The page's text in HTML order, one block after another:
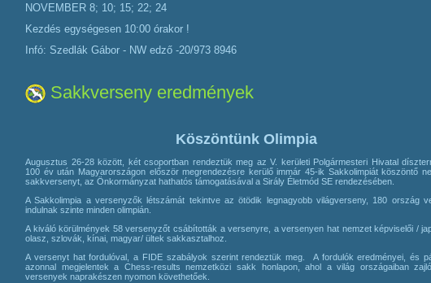
NOVEMBER 8; 10; 15; 22; 24
Kezdés egységesen 10:00 órakor !
Infó: Szedlák Gábor - NW edző -20/973 8946
Sakkverseny eredmények
Köszöntünk Olimpia
Augusztus 26-28 között, két csoportban rendeztük meg az V. kerületi Polgármesteri Hivatal
100 év után Magyarországon először megrendezésre kerülő immár 45-ik Sakkolimpiát köszöntő
sakkversenyt, az Önkormányzat hathatós támogatásával a Sirály Életmód SE rendezésében.
A Sakkolimpia a versenyzők létszámát tekintve az ötödik legnagyobb világverseny, 180 ország
indulnak szinte minden olimpián.
A kiváló körülmények 58 versenyzőt csábították a versenyre, a versenyen hat nemzet képviselői /
olasz, szlovák, kínai, magyar/ ültek sakkasztalhoz.
A versenyt hat fordulóval, a FIDE szabályok szerint rendeztük meg. A fordulók eredményei, és
azonnal megjelentek a Chess-results nemzetközi sakk honlapon, ahol a világ országaiban
versenyek naprakészen nyomon követhetőek.